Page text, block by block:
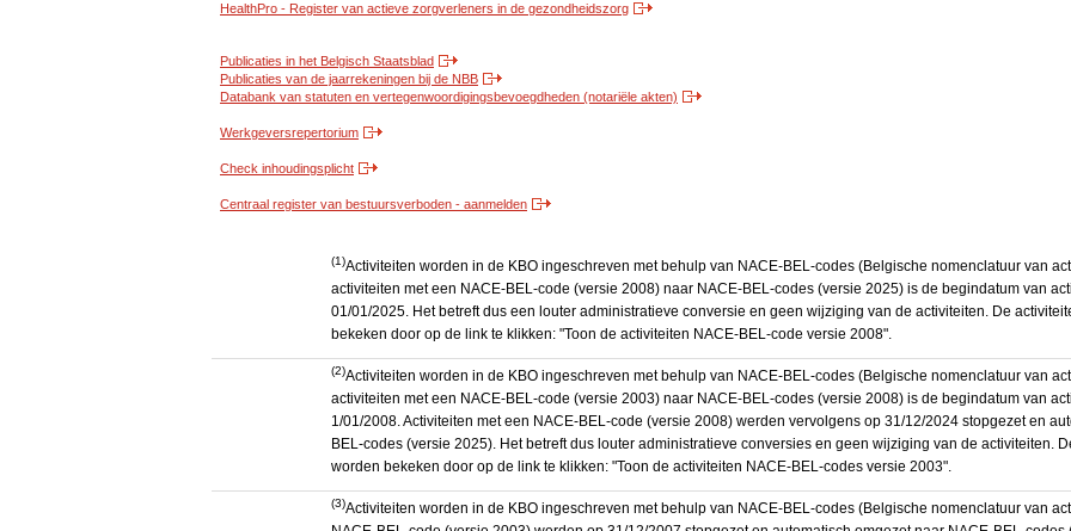
HealthPro - Register van actieve zorgverleners in de gezondheidszorg
Publicaties in het Belgisch Staatsblad
Publicaties van de jaarrekeningen bij de NBB
Databank van statuten en vertegenwoordigingsbevoegdheden (notariële akten)
Werkgeversrepertorium
Check inhoudingsplicht
Centraal register van bestuursverboden - aanmelden
(1)Activiteiten worden in de KBO ingeschreven met behulp van NACE-BEL-codes (Belgische nomenclatuur van
activiteiten met een NACE-BEL-code (versie 2008) naar NACE-BEL-codes (versie 2025) is de begindatum van
01/01/2025. Het betreft dus een louter administratieve conversie en geen wijziging van de activiteiten. De
bekeken door op de link te klikken: "Toon de activiteiten NACE-BEL-code versie 2008".
(2)Activiteiten worden in de KBO ingeschreven met behulp van NACE-BEL-codes (Belgische nomenclatuur van
activiteiten met een NACE-BEL-code (versie 2003) naar NACE-BEL-codes (versie 2008) is de begindatum van
1/01/2008. Activiteiten met een NACE-BEL-code (versie 2008) werden vervolgens op 31/12/2024 stopgezet en
BEL-codes (versie 2025). Het betreft dus louter administratieve conversies en geen wijziging van de activiteiten.
worden bekeken door op de link te klikken: "Toon de activiteiten NACE-BEL-codes versie 2003".
(3)Activiteiten worden in de KBO ingeschreven met behulp van NACE-BEL-codes (Belgische nomenclatuur van